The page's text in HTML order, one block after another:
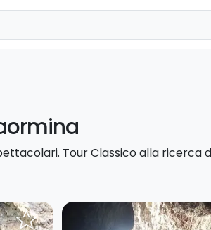
Tour Classico alla ricerca